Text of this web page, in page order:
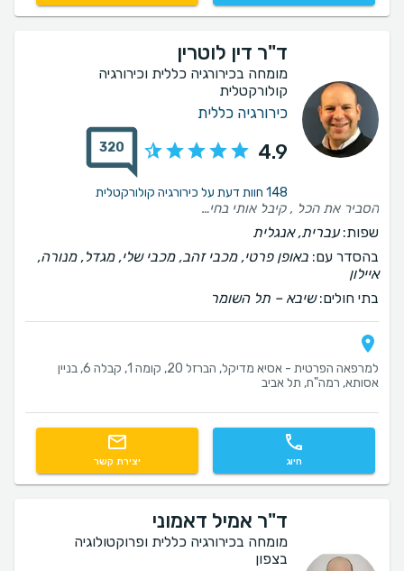
ד"ר דין לוטרין
מומחה בכירורגיה כללית וכירורגיה
קולורקטלית
כירורגיה כללית
4.9
320
148 חוות דעת על כירורגיה קולורקטלית
הסביר את הכל , קיבל אותי בחיוך טיפול מקצועי
שפות:עברית, אנגלית
בהסדר עם: באופן פרטי, מכבי זהב, מכבי שלי, מגדל, מנורה,
איילון
בתי חולים:שיבא – תל השומר
למרפאה הפרטית - אסיא מדיקל, הברזל 20, קומה 1, קבלה 6, בניין
אסותא, רמה"ח, תל אביב
חיוג יצירת קשר
ד"ר אמיל דאמוני
מומחה בכירורגיה כללית ופרוקטולוגיה
בצפון